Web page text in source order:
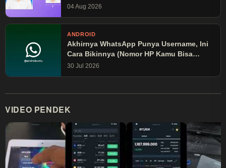
Canva
04 Aug 2026
ANDROID
Akhirnya WhatsApp Punya Username, Ini
Cara Bikinnya (Nomor HP Kamu Bisa
Disembunyikan!)
30 Jul 2026
VIDEO PENDEK